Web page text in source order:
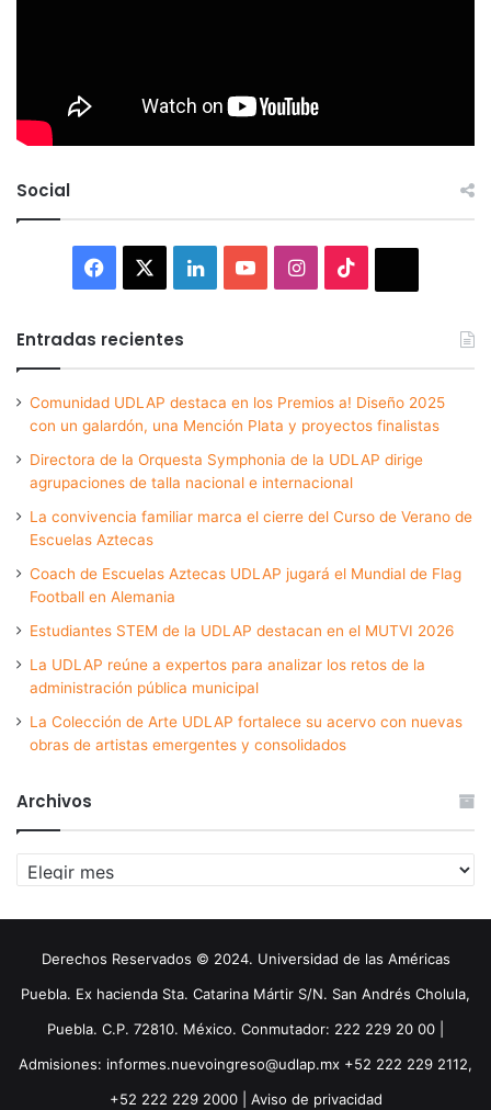
Social
Facebook LinkedInYouTubeInstagram
Entradas recientes
Comunidad UDLAP destaca en los Premios a! Diseño 2025
con un galardón, una Mención Plata y proyectos finalistas
Directora de la Orquesta Symphonia de la UDLAP dirige
agrupaciones de talla nacional e internacional
La convivencia familiar marca el cierre del Curso de Verano de
Escuelas Aztecas
Coach de Escuelas Aztecas UDLAP jugará el Mundial de Flag
Football en Alemania
Estudiantes STEM de la UDLAP destacan en el MUTVI 2026
La UDLAP reúne a expertos para analizar los retos de la
administración pública municipal
La Colección de Arte UDLAP fortalece su acervo con nuevas
obras de artistas emergentes y consolidados
Archivos
Archivos
Derechos Reservados © 2024. Universidad de las Américas
Puebla. Ex hacienda Sta. Catarina Mártir S/N. San Andrés Cholula,
Puebla. C.P. 72810. México. Conmutador: 222 229 20 00 |
Admisiones: informes.nuevoingreso@udlap.mx +52 222 229 2112,
+52 222 229 2000 | Aviso de privacidad